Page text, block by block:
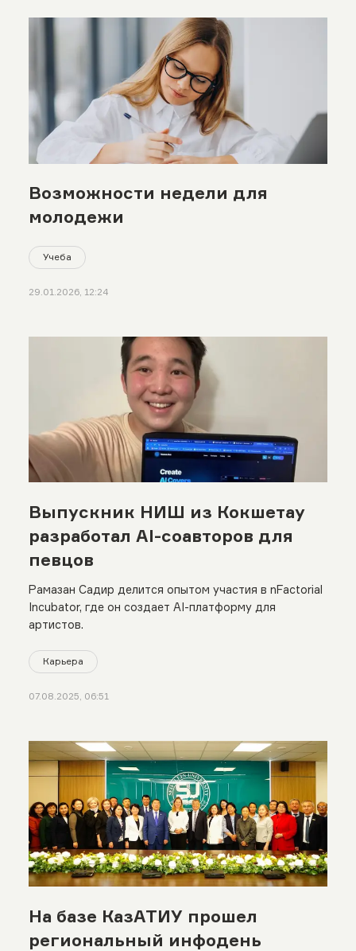
Возможности недели для
молодежи
Учеба
29.01.2026, 12:24
Выпускник НИШ из Кокшетау
разработал AI-соавторов для
певцов
Рамазан Садир делится опытом участия в nFactorial
Incubator, где он создает AI-платформу для
артистов.
Карьера
07.08.2025, 06:51
На базе КазАТИУ прошел
региональный инфодень